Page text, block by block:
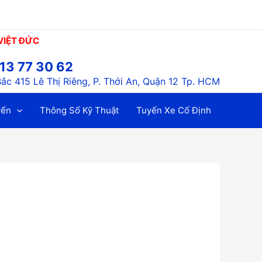
ĐỨC
77 30 62
415 Lê Thị Riêng, P. Thới An, Quận 12 Tp. HCM
Thông Số Kỹ Thuật Tuyến Xe Cố Định